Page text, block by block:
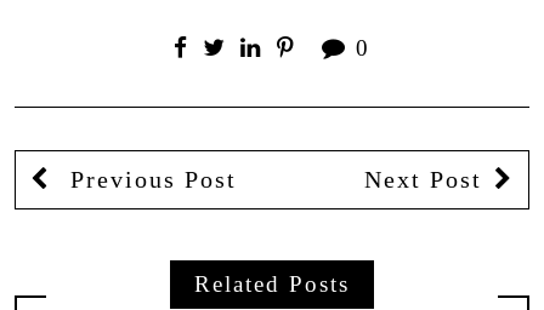
0
Previous Post Next Post
Related Posts